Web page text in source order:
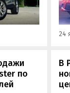
850 066
24
по
В